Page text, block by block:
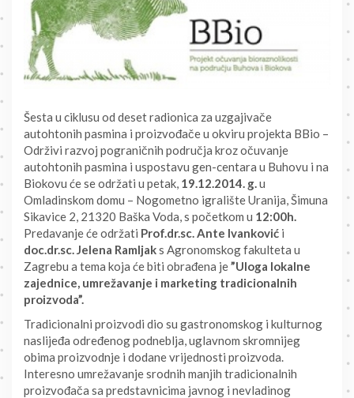
Šesta u ciklusu od deset radionica za uzgajivače
autohtonih pasmina i proizvođače u okviru projekta BBio –
Održivi razvoj pograničnih područja kroz očuvanje
autohtonih pasmina i uspostavu gen-centara u Buhovu i na
Biokovu će se održati u petak, 19.12.2014. g.u
Omladinskom domu – Nogometno igralište Uranija, Šimuna
Sikavice 2, 21320 Baška Voda, s početkom u 12:00h.
Predavanje će održati Prof.dr.sc. Ante Ivanković i
doc.dr.sc. Jelena Ramljaks Agronomskog fakulteta u
Zagrebu a tema koja će biti obrađena je”Uloga lokalne
zajednice, umrežavanje i marketing tradicionalnih
proizvoda”.
Tradicionalni proizvodi dio su gastronomskog i kulturnog
naslijeđa određenog podneblja, uglavnom skromnijeg
obima proizvodnje i dodane vrijednosti proizvoda.
Interesno umrežavanje srodnih manjih tradicionalnih
proizvođača sa predstavnicima javnog i nevladinog